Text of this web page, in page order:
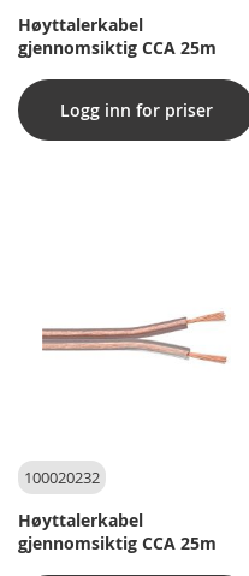
Høyttalerkabel
gjennomsiktig CCA 25m
Logg inn for priser
100020232
Høyttalerkabel
gjennomsiktig CCA 25m